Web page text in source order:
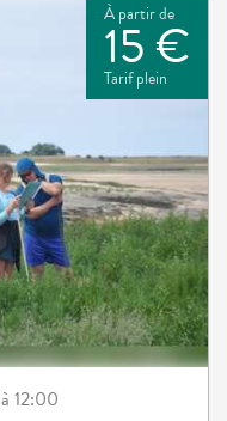
À partir de
15 €
Tarif plein
à 12:00